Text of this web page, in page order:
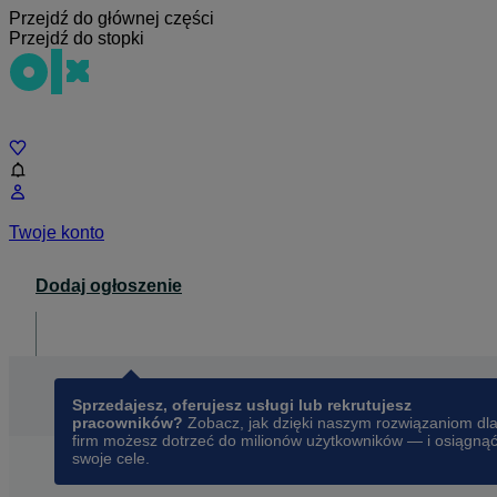
Przejdź do głównej części
Przejdź do stopki
Twoje konto
Dodaj ogłoszenie
Sprzedajesz, oferujesz usługi lub rekrutujesz
pracowników? Zobacz, jak dzięki naszym rozwiązaniom dla
firm możesz dotrzeć do milionów użytkowników — i osiągnąć
swoje cele.